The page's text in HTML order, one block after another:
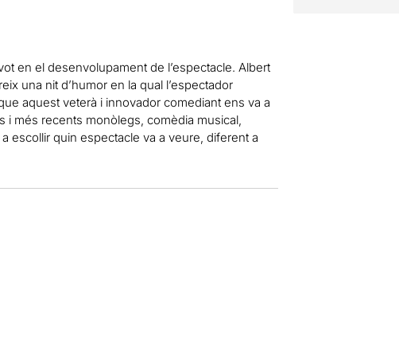
en el desenvolupament de l’espectacle. Albert
una nit d’humor en la qual l’espectador
aquest veterà i innovador comediant ens va a
i més recents monòlegs comèdia musical,
escollir quin espectacle va a veure diferent a